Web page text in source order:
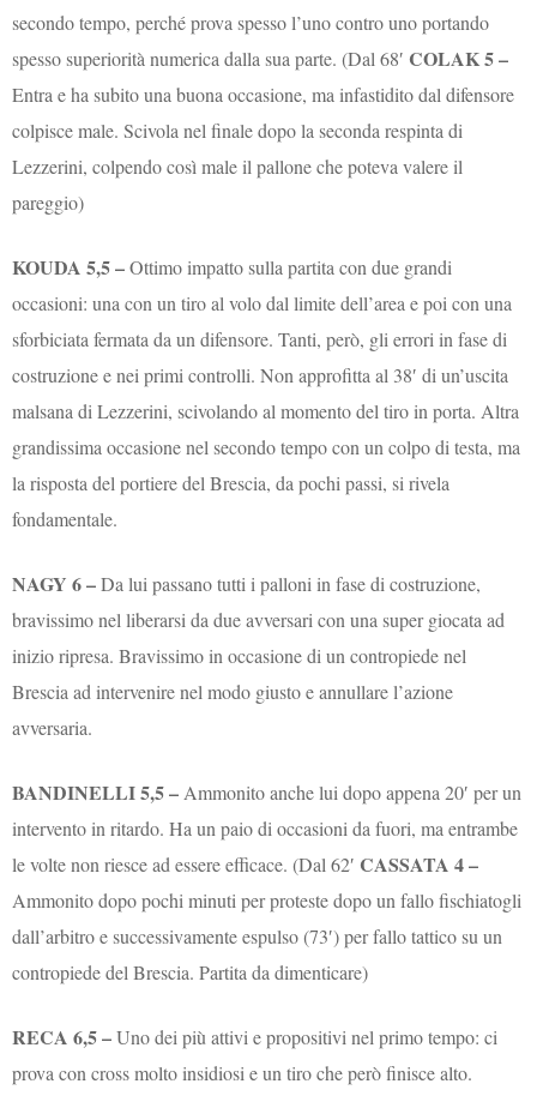
secondo tempo, perché prova spesso l’uno contro uno portando
spesso superiorità numerica dalla sua parte. (Dal 68′COLAK 5 –
Entra e ha subito una buona occasione, ma infastidito dal difensore
colpisce male. Scivola nel finale dopo la seconda respinta di
Lezzerini, colpendo così male il pallone che poteva valere il
pareggio)
KOUDA 5,5 –Ottimo impatto sulla partita con due grandi
occasioni: una con un tiro al volo dal limite dell’area e poi con una
sforbiciata fermata da un difensore. Tanti, però, gli errori in fase di
costruzione e nei primi controlli. Non approfitta al 38′ di un’uscita
malsana di Lezzerini, scivolando al momento del tiro in porta. Altra
grandissima occasione nel secondo tempo con un colpo di testa, ma
la risposta del portiere del Brescia, da pochi passi, si rivela
fondamentale.
NAGY 6 –Da lui passano tutti i palloni in fase di costruzione,
bravissimo nel liberarsi da due avversari con una super giocata ad
inizio ripresa. Bravissimo in occasione di un contropiede nel
Brescia ad intervenire nel modo giusto e annullare l’azione
avversaria.
BANDINELLI 5,5 –Ammonito anche lui dopo appena 20′ per un
intervento in ritardo. Ha un paio di occasioni da fuori, ma entrambe
le volte non riesce ad essere efficace. (Dal 62′CASSATA 4 –
Ammonito dopo pochi minuti per proteste dopo un fallo fischiatogli
dall’arbitro e successivamente espulso (73′) per fallo tattico su un
contropiede del Brescia. Partita da dimenticare)
RECA 6,5 –Uno dei più attivi e propositivi nel primo tempo: ci
prova con cross molto insidiosi e un tiro che però finisce alto.